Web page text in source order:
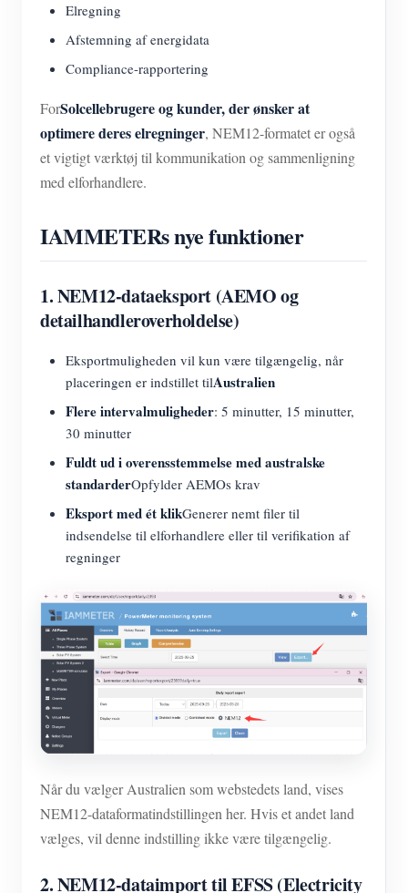
Elregning
Afstemning af energidata
Compliance-rapportering
ForSolcellebrugere og kunder, der ønsker at
optimere deres elregninger, NEM12-formatet er også
et vigtigt værktøj til kommunikation og sammenligning
med elforhandlere.
IAMMETERs nye funktioner
1. NEM12-dataeksport (AEMO og
detailhandleroverholdelse)
Eksportmuligheden vil kun være tilgængelig, når
placeringen er indstillet tilAustralien
Flere intervalmuligheder: 5 minutter, 15 minutter,
30 minutter
Fuldt ud i overensstemmelse med australske
standarderOpfylder AEMOs krav
Eksport med ét klikGenerer nemt filer til
indsendelse til elforhandlere eller til verifikation af
regninger
Når du vælger Australien som webstedets land, vises
NEM12-dataformatindstillingen her. Hvis et andet land
vælges, vil denne indstilling ikke være tilgængelig.
2. NEM12-dataimport til EFSS (Electricity